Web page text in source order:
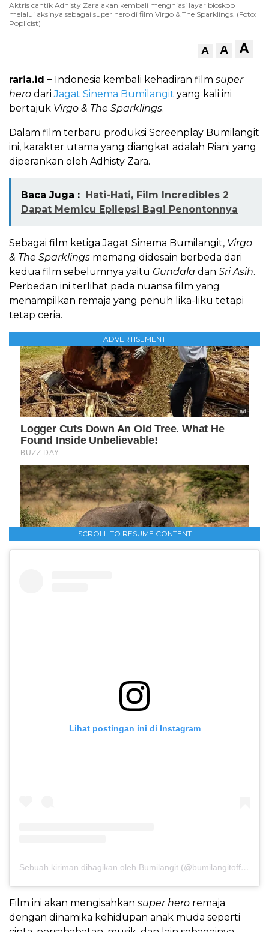
Aktris cantik Adhisty Zara akan kembali menghiasi layar bioskop
melalui aksinya sebagai super hero di film Virgo & The Sparklings. (Foto:
Poplicist)
A A A
raria.id – Indonesia kembali kehadiran film super
hero dariJagat Sinema Bumilangit yang kali ini
bertajuk Virgo & The Sparklings.
Dalam film terbaru produksi Screenplay Bumilangit
ini, karakter utama yang diangkat adalah Riani yang
diperankan oleh Adhisty Zara.
Baca Juga :
Hati-Hati, Film Incredibles 2
Dapat Memicu Epilepsi Bagi Penontonnya
Sebagai film ketiga Jagat Sinema Bumilangit, Virgo
& The Sparklings memang didesain berbeda dari
kedua film sebelumnya yaitu Gundala dan Sri Asih.
Perbedan ini terlihat pada nuansa film yang
menampilkan remaja yang penuh lika-liku tetapi
tetap ceria.
ADVERTISEMENT
SCROLL TO RESUME CONTENT
Lihat postingan ini di Instagram
Sebuah kiriman dibagikan oleh Bumilangit (@bumilangitofficial)
Film ini akan mengisahkan super hero remaja
dengan dinamika kehidupan anak muda seperti